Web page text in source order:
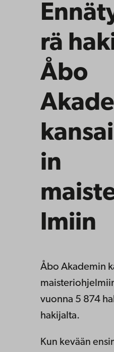
rä
Åbo
in
lmiin
Åbo Akademin
vuonna 5 874
hakijalta.
Kun kevään